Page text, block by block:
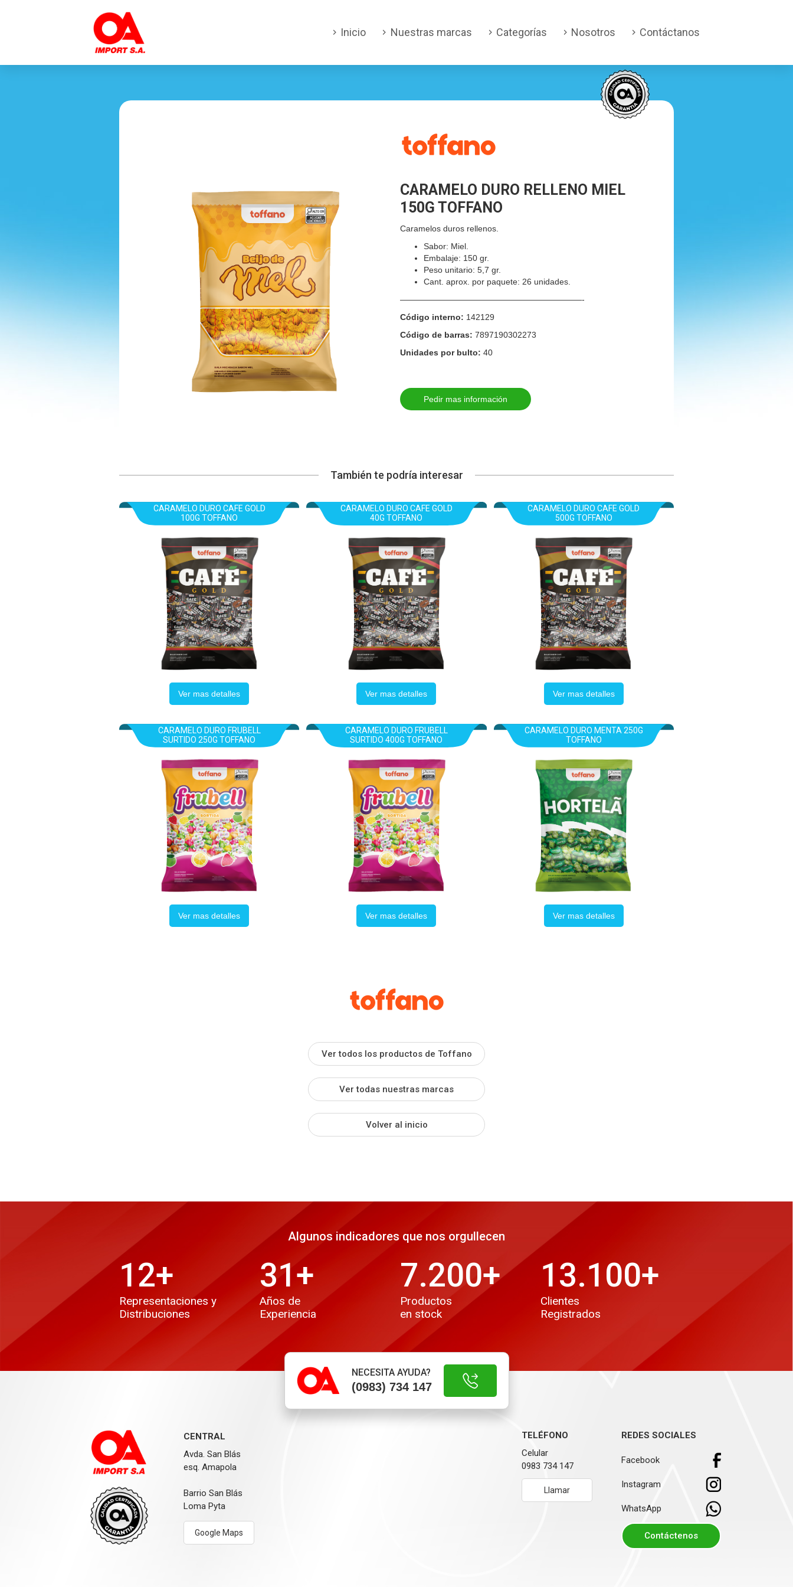
Inicio Nuestras marcas Categorías Nosotros Contáctanos
CARAMELO DURO RELLENO MIEL
150G TOFFANO
Caramelos duros rellenos.
Sabor: Miel.
Embalaje: 150 gr.
Peso unitario: 5,7 gr.
Cant. aprox. por paquete: 26 unidades.
——————————————————————-
Código interno: 142129
Código de barras: 7897190302273
Unidades por bulto: 40
Pedir mas información
También te podría interesar
CARAMELO DURO CAFE GOLD
100G TOFFANO
Ver mas detalles
CARAMELO DURO CAFE GOLD
40G TOFFANO
Ver mas detalles
CARAMELO DURO CAFE GOLD
500G TOFFANO
Ver mas detalles
CARAMELO DURO FRUBELL
SURTIDO 250G TOFFANO
Ver mas detalles
CARAMELO DURO FRUBELL
SURTIDO 400G TOFFANO
Ver mas detalles
CARAMELO DURO MENTA 250G
TOFFANO
Ver mas detalles
Ver todos los productos de Toffano
Ver todas nuestras marcas
Volver al inicio
Algunos indicadores que nos orgullecen
12+
Representaciones y
Distribuciones
31+
Años de
Experiencia
7.200+
Productos
en stock
13.100+
Clientes
Registrados
NECESITA AYUDA?
(0983) 734 147
CENTRAL
Avda. San Blás
esq. Amapola
Barrio San Blás
Loma Pyta
Google Maps
TELÉFONO
Celular
0983 734 147
Llamar
REDES SOCIALES
Facebook
Instagram
WhatsApp
Contáctenos